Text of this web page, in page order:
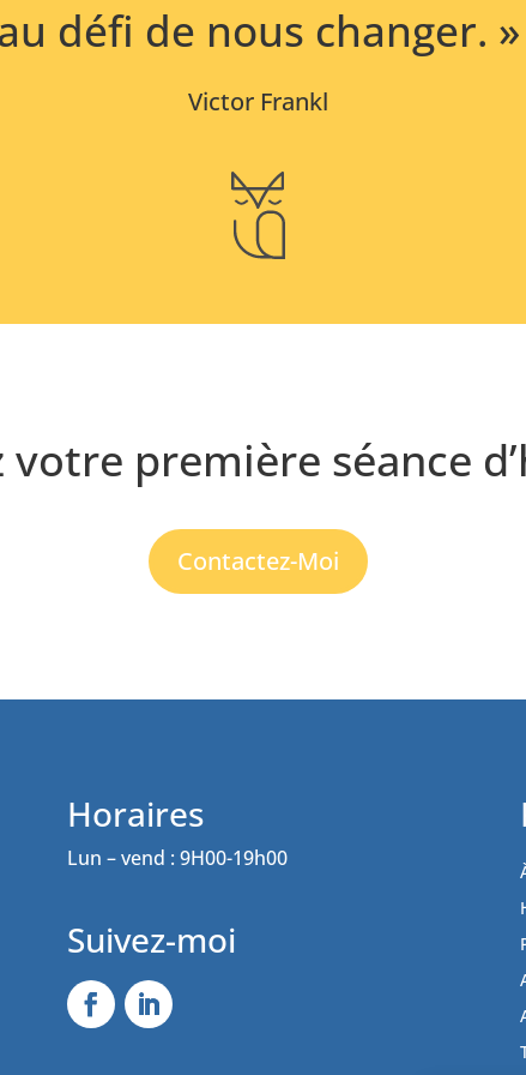
défi de nous changer. »
Victor Frankl
votre première séance
Contactez-Moi
Horaires
Lun – vend : 9H00-19h00
Suivez-moi